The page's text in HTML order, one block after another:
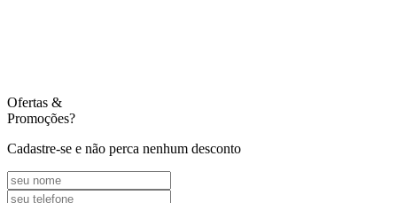
Ofertas &
Promoções?
Cadastre-se e não perca nenhum desconto